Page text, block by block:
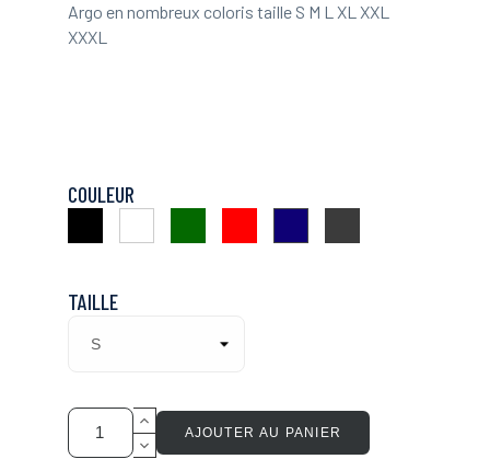
Argo en nombreux coloris taille S M L XL XXL
XXXL
COULEUR
TAILLE
AJOUTER AU PANIER